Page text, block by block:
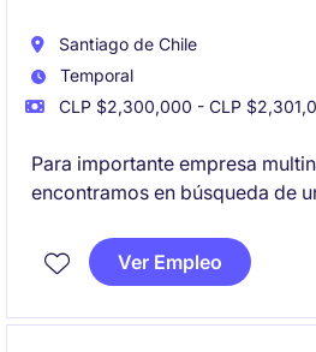
Santiago de Chile
Temporal
CLP $2,300,000 - CLP
Para importante empresa
encontramos en búsqueda de
posibilidad de extensión
Ver Empleo